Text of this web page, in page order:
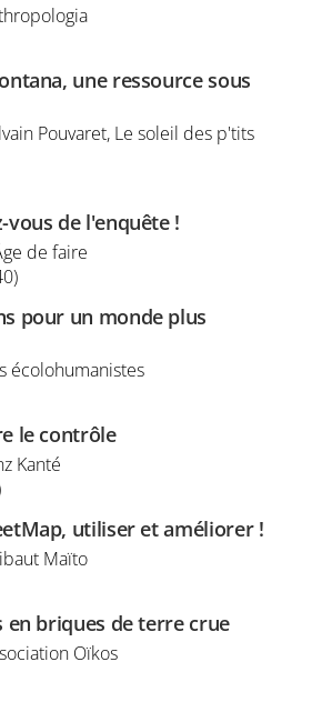
une ressource sous
Pouvaret, Le soleil des p'tits
vous de l'enquête !
de faire
pour un monde plus
écolohumanistes
le contrôle
Kanté
utiliser et améliorer !
Maïto
en briques de terre crue
Oïkos